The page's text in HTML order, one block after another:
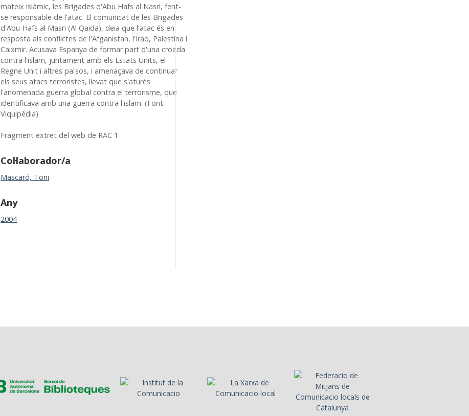
mateix islàmic, les Brigades d'Abu Hafs al Nasri, fent-
se responsable de l'atac. El comunicat de les Brigades
d'Abu Hafs al Masri (Al Qaida), deia que l'atac és en
resposta als conflictes de l'Afganistan, l'Iraq, Palestina i
Caixmir. Acusava Espanya de formar part d'una croada
contra l'islam, juntament amb els Estats Units, el
Regne Unit i altres països, i amenaçava de continuar
els seus atacs terroristes, llevat que s'aturés
l'anomenada guerra global contra el terrorisme, que
identificava amb una guerra contra l'islam. (Font:
Viquipèdia)
Fragment extret del web de RAC 1
Col·laborador/a
Mascaró, Toni
Any
2004